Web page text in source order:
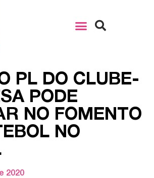
PL DO CLUBE-
PODE
NO FOMENTO
NO
2020